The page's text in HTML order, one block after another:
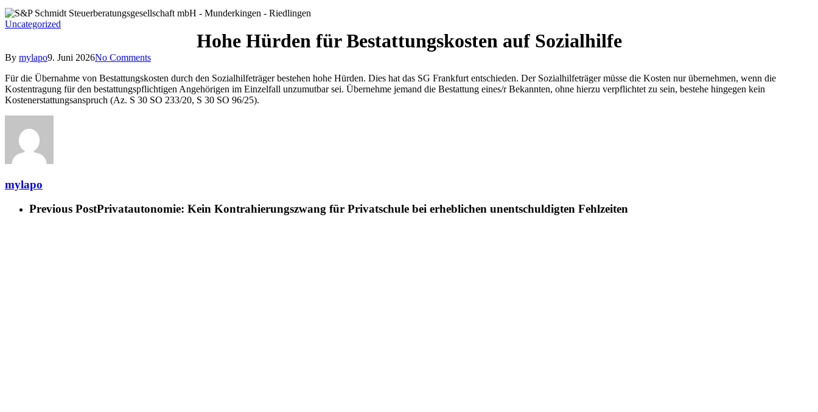
Uncategorized
Hohe Hürden für Bestattungskosten auf Sozialhilfe
By mylapo9. Juni 2026No Comments
Für die Übernahme von Bestattungskosten durch den Sozialhilfeträger bestehen hohe Hürden. Dies hat das SG Frankfurt entschieden. Der Sozialhilfeträger müsse die Kosten nur übernehmen, wenn die
Kostentragung für den bestattungspflichtigen Angehörigen im Einzelfall unzumutbar sei. Übernehme jemand die Bestattung eines/r Bekannten, ohne hierzu verpflichtet zu sein, bestehe hingegen kein
Kostenerstattungsanspruch (Az. S 30 SO 233/20, S 30 SO 96/25).
mylapo
Previous PostPrivatautonomie: Kein Kontrahierungszwang für Privatschule bei erheblichen unentschuldigten Fehlzeiten